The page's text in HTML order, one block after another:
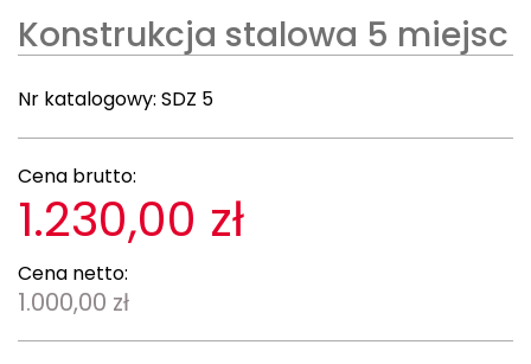
Konstrukcja stalowa 5 miejsc
Nr katalogowy: SDZ 5
Cena brutto:
1.230,00 zł
Cena netto:
1.000,00 zł